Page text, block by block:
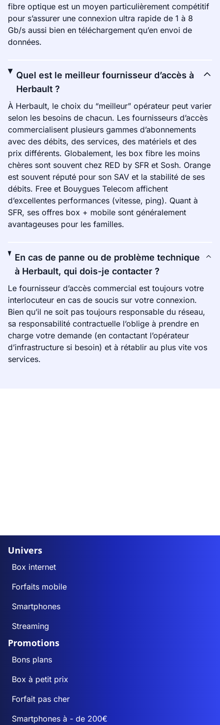
fibre optique est un moyen particulièrement compétitif
pour s’assurer une connexion ultra rapide de 1 à 8
Gb/s aussi bien en téléchargement qu’en envoi de
données.
Quel est le meilleur fournisseur d’accès à
Herbault ?
À Herbault, le choix du “meilleur” opérateur peut varier
selon les besoins de chacun. Les fournisseurs d’accès
commercialisent plusieurs gammes d’abonnements
avec des débits, des services, des matériels et des
prix différents. Globalement, les box fibre les moins
chères sont souvent chez RED by SFR et Sosh. Orange
est souvent réputé pour son SAV et la stabilité de ses
débits. Free et Bouygues Telecom affichent
d’excellentes performances (vitesse, ping). Quant à
SFR, ses offres box + mobile sont généralement
avantageuses pour les familles.
En cas de panne ou de problème technique
à Herbault, qui dois-je contacter ?
Le fournisseur d’accès commercial est toujours votre
interlocuteur en cas de soucis sur votre connexion.
Bien qu’il ne soit pas toujours responsable du réseau,
sa responsabilité contractuelle l’oblige à prendre en
charge votre demande (en contactant l’opérateur
d’infrastructure si besoin) et à rétablir au plus vite vos
services.
Univers
Box internet
Forfaits mobile
Smartphones
Streaming
Promotions
Bons plans
Box à petit prix
Forfait pas cher
Smartphones à - de 200€